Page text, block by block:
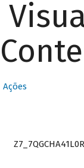
Ações